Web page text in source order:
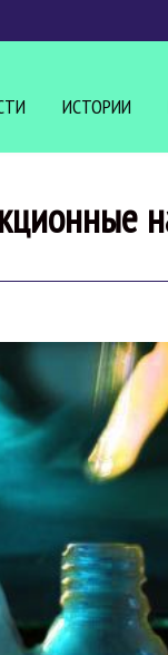
ИСТОРИИ